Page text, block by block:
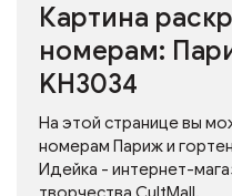
Картина
номерам:
KH3034
На этой странице вы
номерам Париж и
Идейка - интернет-